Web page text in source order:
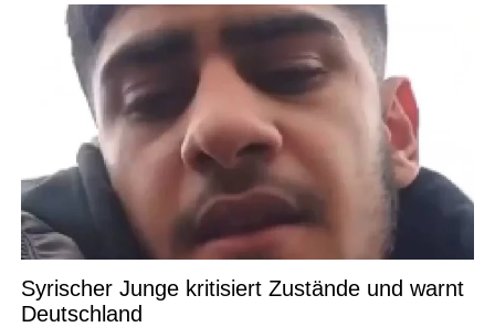
Syrischer Junge kritisiert Zustände und warnt
Deutschland